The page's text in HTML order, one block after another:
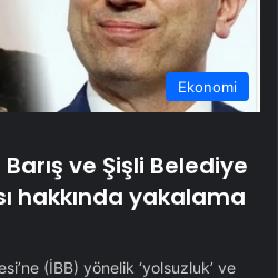
Ekonomi
Barış ve Şişli Belediye
hakkında yakalama
(İBB) yönelik ‘yolsuzluk’ ve